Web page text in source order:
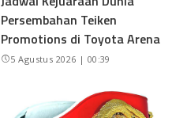
Persembahan Teiken
Promotions di Toyota Arena
5 Agustus 2026 | 00:39